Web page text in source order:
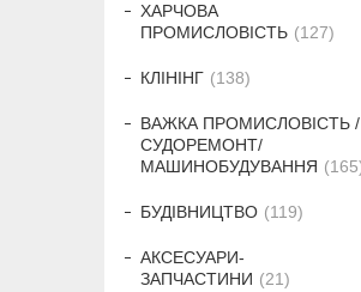
ХАРЧОВА
ПРОМИСЛОВІСТЬ
127
КЛІНІНГ 138
ВАЖКА ПРОМИСЛОВІСТЬ /
СУДОРЕМОНТ/
МАШИНОБУДУВАННЯ
165
БУДІВНИЦТВО 119
АКСЕСУАРИ-
ЗАПЧАСТИНИ
21